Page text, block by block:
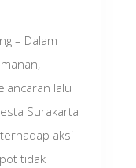
– Dalam
lalu
Surakarta
aksi
tidak